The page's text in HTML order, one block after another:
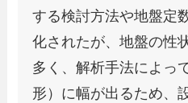
する検討方法や地盤定
化されたが、地盤の性
多く、解析手法によっ
形）に幅が出るため、